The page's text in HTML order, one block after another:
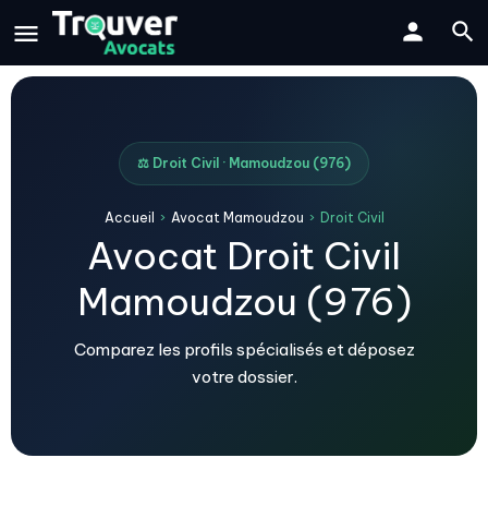
⚖️ Droit Civil · Mamoudzou (976)
Accueil › Avocat Mamoudzou › Droit Civil
Avocat Droit Civil
Mamoudzou (976)
Comparez les profils spécialisés et déposez
votre dossier.